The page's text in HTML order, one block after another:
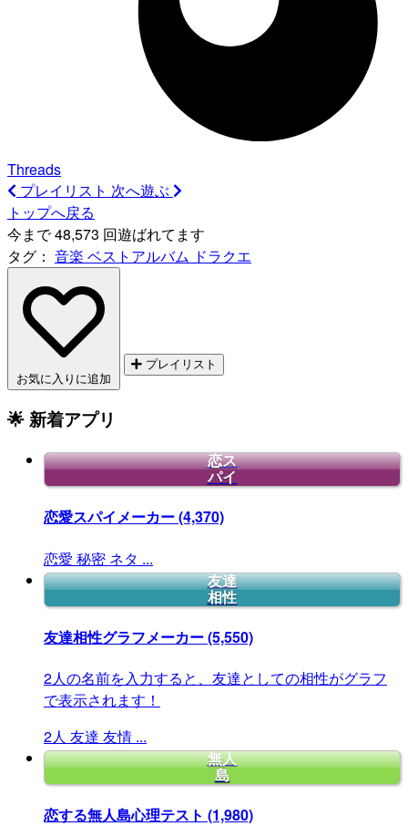
Threads
プレイリスト 次へ遊ぶ
トップへ戻る
今まで 48,573 回遊ばれてます
タグ： 音楽 ベストアルバム ドラクエ
お気に入りに追加
プレイリスト
🌟 新着アプリ
恋ス
パイ
恋愛スパイメーカー(4,370)
恋愛 秘密 ネタ ...
友達
相性
友達相性グラフメーカー(5,550)
2人の名前を入力すると、友達としての相性がグラフ
で表示されます！
2人 友達 友情 ...
無人
島
恋する無人島心理テスト (1,980)